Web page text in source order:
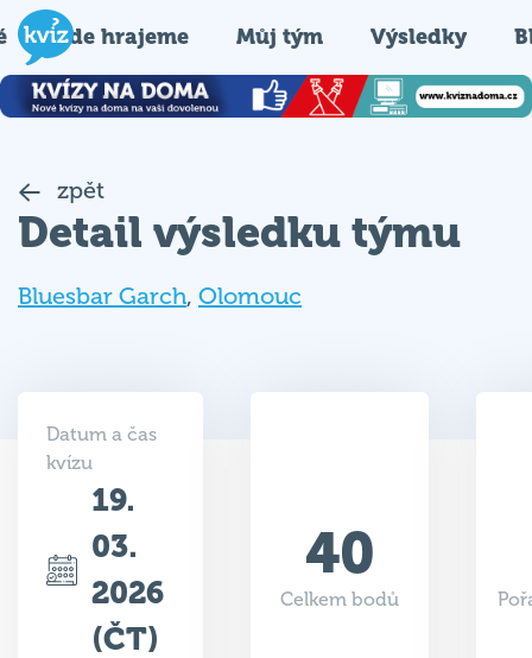
Kde hrajeme Můj tým Výsledky
zpět
Detail výsledku týmu
Bluesbar Garch, Olomouc
Datum a čas
kvízu
19.
03.
2026
(ČT)
40
Celkem bodů